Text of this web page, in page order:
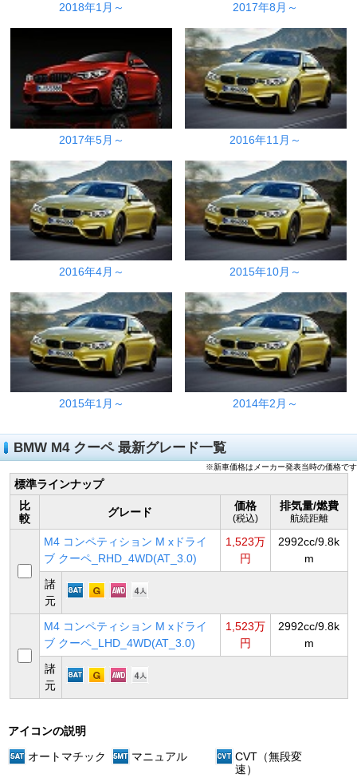
2018年1月～ 2017年8月～
2017年5月～ 2016年11月～
2016年4月～ 2015年10月～
2015年1月～ 2014年2月～
BMW M4 クーペ 最新グレード一覧
※新車価格はメーカー発表当時の価格です
標準ラインナップ
比
較
グレード 価格
(税込)
排気量/燃費
航続距離
M4 コンペティション M xドライ
ブ クーペ_RHD_4WD(AT_3.0)
1,523万
円
2992cc/9.8k
m
諸
元
M4 コンペティション M xドライ
ブ クーペ_LHD_4WD(AT_3.0)
1,523万
円
2992cc/9.8k
m
諸
元
アイコンの説明
オートマチック
マニュアル
CVT（無段変
速）